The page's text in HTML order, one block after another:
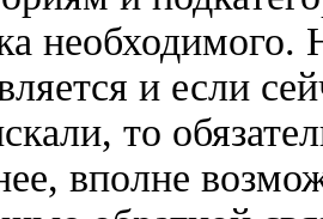
необходимого.
и если
то
вполне